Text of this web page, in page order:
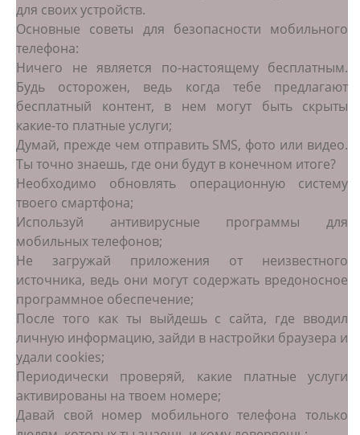
для своих устройств.
Основные советы для безопасности мобильного
телефона:
Ничего не является по-настоящему бесплатным.
Будь осторожен, ведь когда тебе предлагают
бесплатный контент, в нем могут быть скрыты
какие-то платные услуги;
Думай, прежде чем отправить SMS, фото или видео.
Ты точно знаешь, где они будут в конечном итоге?
Необходимо обновлять операционную систему
твоего смартфона;
Используй антивирусные программы для
мобильных телефонов;
Не загружай приложения от неизвестного
источника, ведь они могут содержать вредоносное
программное обеспечение;
После того как ты выйдешь с сайта, где вводил
личную информацию, зайди в настройки браузера и
удали cookies;
Периодически проверяй, какие платные услуги
активированы на твоем номере;
Давай свой номер мобильного телефона только